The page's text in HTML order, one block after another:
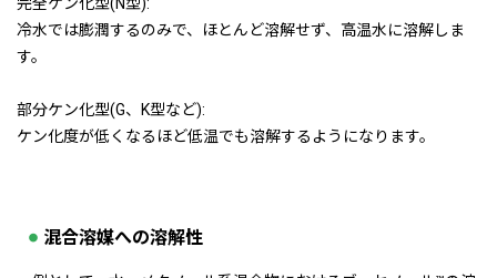
冷水では膨潤するのみで、ほとんど溶解せず、高温水に溶解しま
す。
部分ケン化型(G、K型など):
ケン化度が低くなるほど低温でも溶解するようになります。
混合溶媒への溶解性